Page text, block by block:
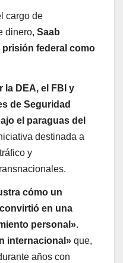
cargo de
dinero, Saab
prisión federal como
la DEA, el FBI y
de Seguridad
el paraguas del
destinada a
y
cómo un
en una
personal».
internacional» que,
años con